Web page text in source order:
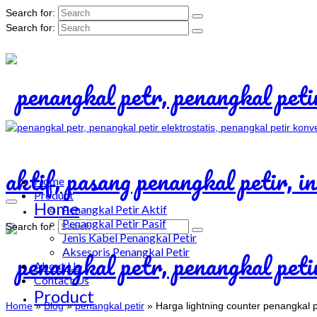
Search for:
Search for:
Home
Product
Search for:
Home
Product
Penangkal Petir Aktif
Penangkal Petir Pasif
Jenis Kabel Penangkal Petir
Aksesoris Penangkal Petir
About Us
Contact Us
Home » Blog»penangkal petir » Harga lightning counter penangkal